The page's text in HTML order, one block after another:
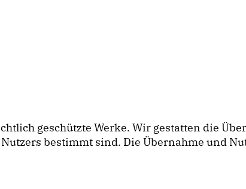
geschützte Werke. Wir gestatten die
bestimmt sind. Die Übernahme und